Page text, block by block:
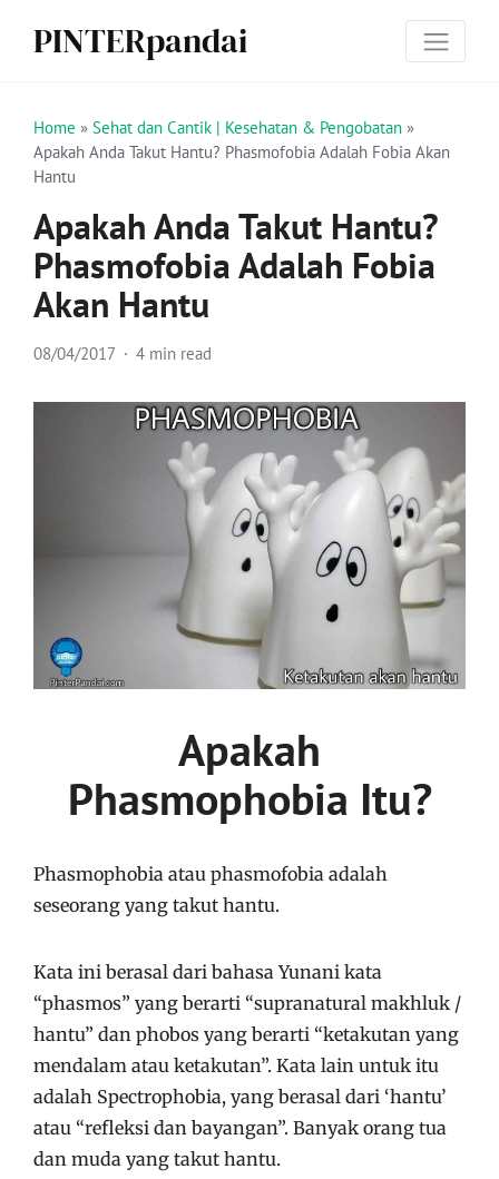
PINTERpandai
Home » Sehat dan Cantik | Kesehatan & Pengobatan »
Apakah Anda Takut Hantu? Phasmofobia Adalah Fobia Akan
Hantu
Apakah Anda Takut Hantu?
Phasmofobia Adalah Fobia
Akan Hantu
08/04/2017 4 min read
Apakah
Phasmophobia Itu?
Phasmophobia atau phasmofobia adalah
seseorang yang takut hantu.
Kata ini berasal dari bahasa Yunani kata
“phasmos” yang berarti “supranatural makhluk /
hantu” dan phobos yang berarti “ketakutan yang
mendalam atau ketakutan”. Kata lain untuk itu
adalah Spectrophobia, yang berasal dari ‘hantu’
atau “refleksi dan bayangan”. Banyak orang tua
dan muda yang takut hantu.